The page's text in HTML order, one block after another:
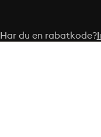
Har du en rabatkode?